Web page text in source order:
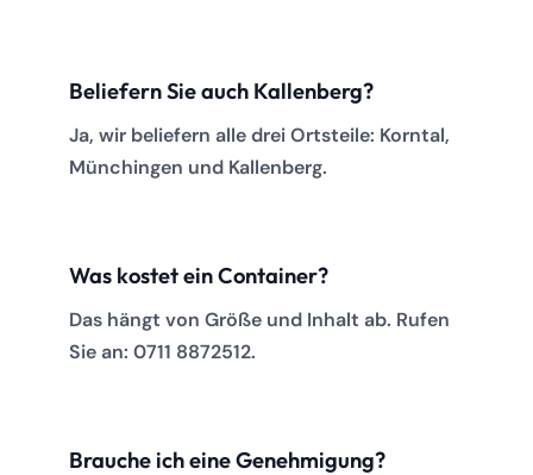
Beliefern Sie auch Kallenberg?
Ja, wir beliefern alle drei Ortsteile: Korntal,
Münchingen und Kallenberg.
Was kostet ein Container?
Das hängt von Größe und Inhalt ab. Rufen
Sie an: 0711 8872512.
Brauche ich eine Genehmigung?